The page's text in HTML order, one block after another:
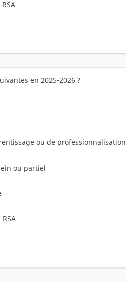
en 2025-2026 ?
ou de professionnalisation
ou partiel